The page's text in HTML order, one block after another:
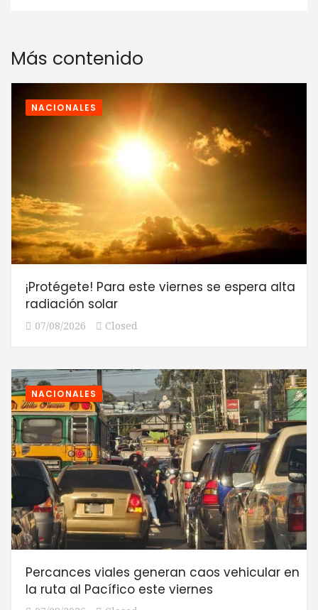
Más contenido
NACIONALES
¡Protégete! Para este viernes se espera alta
radiación solar
07/08/2026 Closed
NACIONALES
Percances viales generan caos vehicular en
la ruta al Pacífico este viernes